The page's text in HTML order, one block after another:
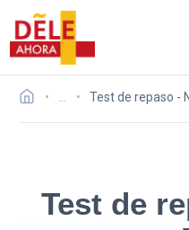
Test de repaso -
Test de